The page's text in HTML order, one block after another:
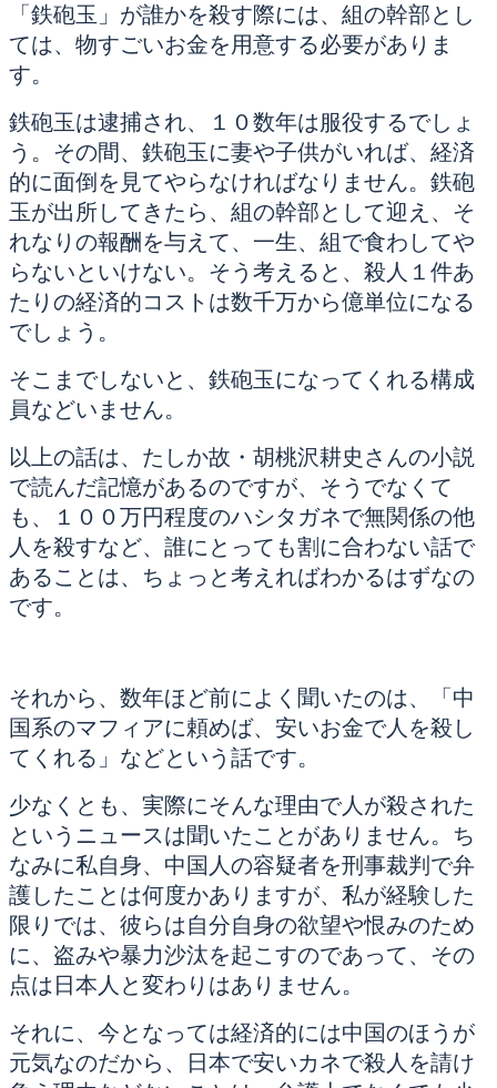
「鉄砲玉」が誰かを殺す際には、組の幹部とし
ては、物すごいお金を用意する必要がありま
す。
鉄砲玉は逮捕され、１０数年は服役するでしょ
う。その間、鉄砲玉に妻や子供がいれば、経済
的に面倒を見てやらなければなりません。鉄砲
玉が出所してきたら、組の幹部として迎え、そ
れなりの報酬を与えて、一生、組で食わしてや
らないといけない。そう考えると、殺人１件あ
たりの経済的コストは数千万から億単位になる
でしょう。
そこまでしないと、鉄砲玉になってくれる構成
員などいません。
以上の話は、たしか故・胡桃沢耕史さんの小説
で読んだ記憶があるのですが、そうでなくて
も、１００万円程度のハシタガネで無関係の他
人を殺すなど、誰にとっても割に合わない話で
あることは、ちょっと考えればわかるはずなの
です。
それから、数年ほど前によく聞いたのは、「中
国系のマフィアに頼めば、安いお金で人を殺し
てくれる」などという話です。
少なくとも、実際にそんな理由で人が殺された
というニュースは聞いたことがありません。ち
なみに私自身、中国人の容疑者を刑事裁判で弁
護したことは何度かありますが、私が経験した
限りでは、彼らは自分自身の欲望や恨みのため
に、盗みや暴力沙汰を起こすのであって、その
点は日本人と変わりはありません。
それに、今となっては経済的には中国のほうが
元気なのだから、日本で安いカネで殺人を請け